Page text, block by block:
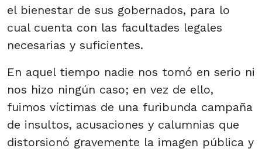
el bienestar de sus gobernados, para lo
cual cuenta con las facultades legales
necesarias y suficientes.
En aquel tiempo nadie nos tomó en serio ni
nos hizo ningún caso; en vez de ello,
fuimos víctimas de una furibunda campaña
de insultos, acusaciones y calumnias que
distorsionó gravemente la imagen pública y